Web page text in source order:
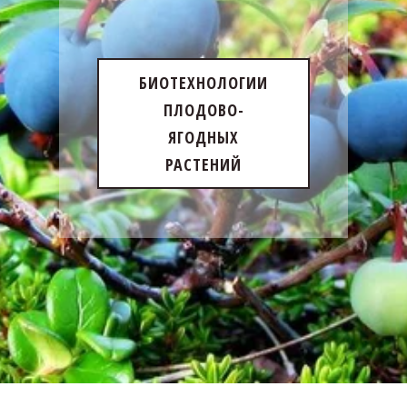
БИОТЕХНОЛОГИИ
ПЛОДОВО-
ЯГОДНЫХ
РАСТЕНИЙ